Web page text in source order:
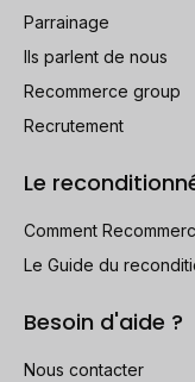
Parrainage
Ils parlent de nous
Recommerce group
Recrutement
Le
Comment
Le Guide du
Besoin d'aide ?
Nous contacter